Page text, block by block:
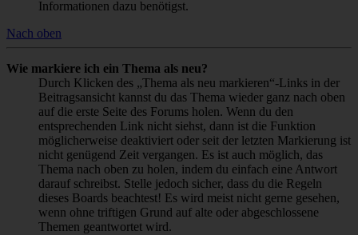
Informationen dazu benötigst.
Nach oben
Wie markiere ich ein Thema als neu?
Durch Klicken des „Thema als neu markieren“-Links in der
Beitragsansicht kannst du das Thema wieder ganz nach oben
auf die erste Seite des Forums holen. Wenn du den
entsprechenden Link nicht siehst, dann ist die Funktion
möglicherweise deaktiviert oder seit der letzten Markierung ist
nicht genügend Zeit vergangen. Es ist auch möglich, das
Thema nach oben zu holen, indem du einfach eine Antwort
darauf schreibst. Stelle jedoch sicher, dass du die Regeln
dieses Boards beachtest! Es wird meist nicht gerne gesehen,
wenn ohne triftigen Grund auf alte oder abgeschlossene
Themen geantwortet wird.